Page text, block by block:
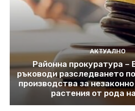
АКТУАЛНО
Районна прокуратура –
ръководи разследването
производства за
растения от рода